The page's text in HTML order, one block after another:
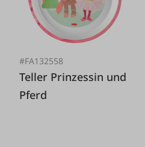
#FA132558
Teller Prinzessin und
Pferd